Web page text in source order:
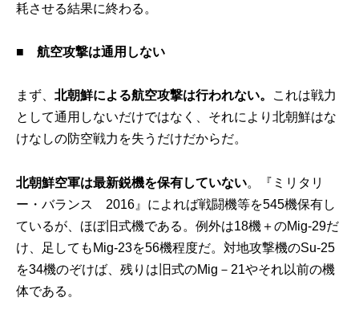
耗させる結果に終わる。
■航空攻撃は通用しない
まず、北朝鮮による航空攻撃は行われない。
これは戦力
として通用しないだけではなく、それにより北朝鮮はな
けなしの防空戦力を失うだけだからだ。
北朝鮮空軍は最新鋭機を保有していない。『ミリタリ
ー・バランス 2016』によれば戦闘機等を545機保有し
ているが、ほぼ旧式機である。例外は18機＋のMig-29だ
け、足してもMig-23を56機程度だ。対地攻撃機のSu-25
を34機のぞけば、残りは旧式のMig－21やそれ以前の機
体である。